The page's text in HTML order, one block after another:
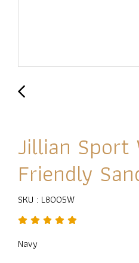
Jillian Sport
Friendly
SKU : L8005W
Navy